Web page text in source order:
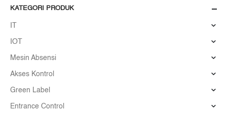
KATEGORI PRODUK
IOT
Mesin Absensi
Akses Kontrol
Green Label
Entrance Control